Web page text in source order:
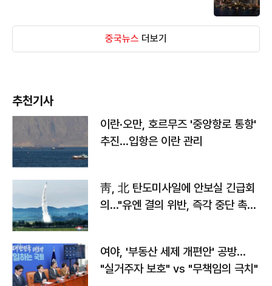
중국뉴스 더보기
추천기사
이란·오만, 호르무즈 '중앙항로 통항'
추진…입항은 이란 관리
靑, 北 탄도미사일에 안보실 긴급회
의…"유엔 결의 위반, 즉각 중단 촉
여야, '부동산 세제 개편안' 공방…
"실거주자 보호" vs "무책임의 극치"